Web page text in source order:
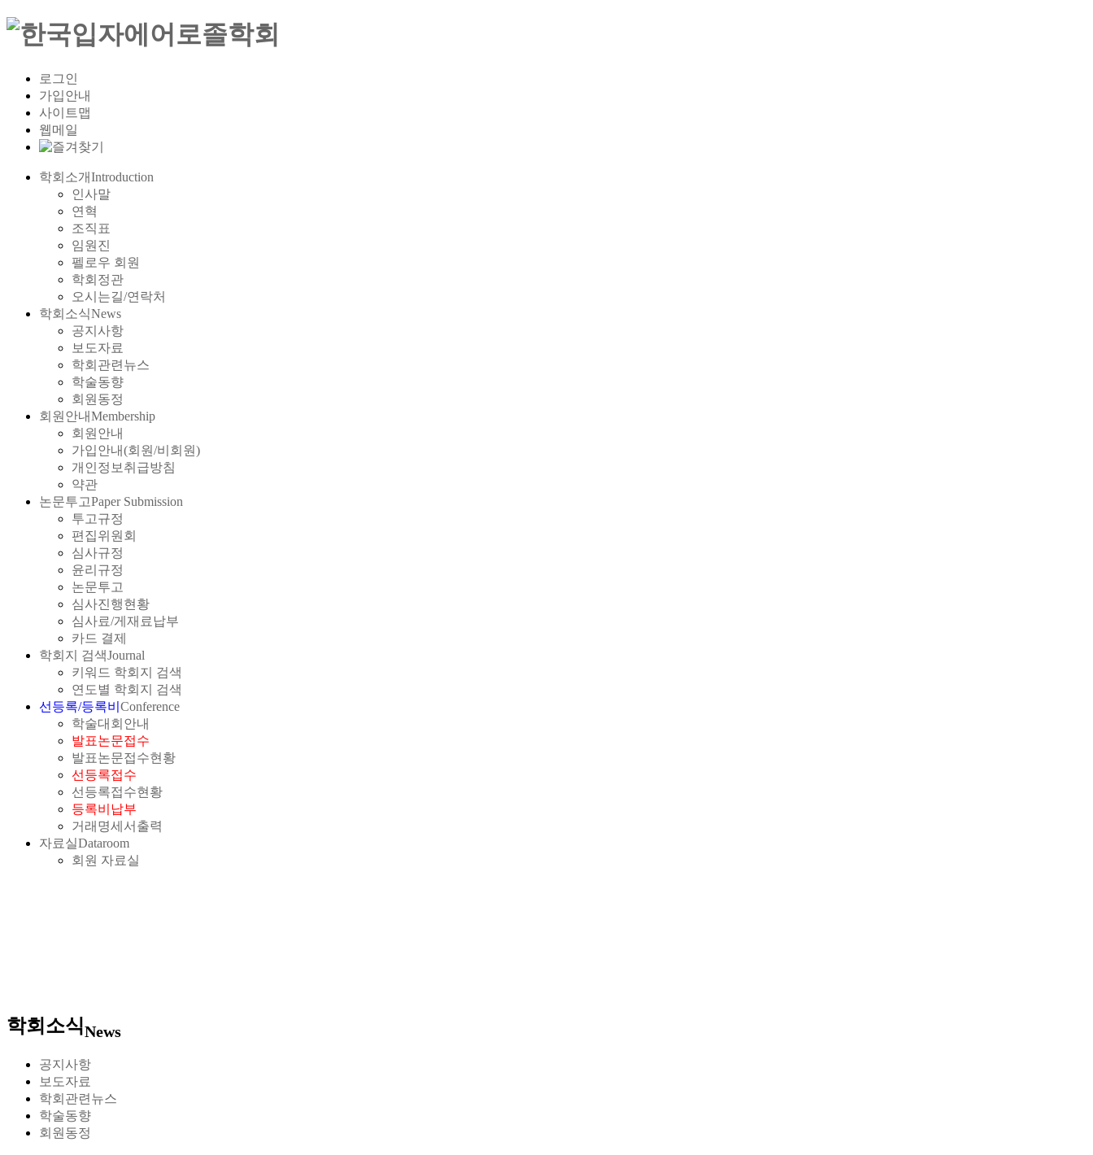
로그인
가입안내
사이트맵
웹메일
학회소개Introduction
인사말
연혁
조직표
임원진
펠로우 회원
학회정관
오시는길/연락처
학회소식News
공지사항
보도자료
학회관련뉴스
학술동향
회원동정
회원안내Membership
회원안내
가입안내(회원/비회원)
개인정보취급방침
약관
논문투고Paper Submission
투고규정
편집위원회
심사규정
윤리규정
논문투고
심사진행현황
심사료/게재료납부
카드 결제
학회지 검색Journal
키워드 학회지 검색
연도별 학회지 검색
선등록/등록비 Conference
학술대회안내
발표논문접수
발표논문접수현황
선등록접수
선등록접수현황
등록비납부
거래명세서출력
자료실Dataroom
회원 자료실
학회소식News
공지사항
보도자료
학회관련뉴스
학술동향
회원동정